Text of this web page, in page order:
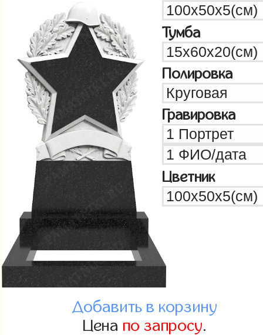
Тумба
Полировка
Гравировка
Цветник
Добавить в корзину
Цена по запросу.